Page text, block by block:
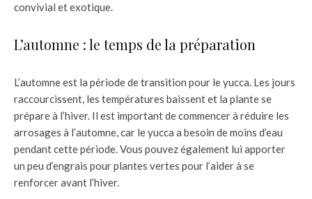
convivial et exotique.
L’automne : le temps de la préparation
L’automne est la période de transition pour le yucca. Les jours
raccourcissent, les températures baissent et la plante se
prépare à l’hiver. Il est important de commencer à réduire les
arrosages à l’automne, car le yucca a besoin de moins d’eau
pendant cette période. Vous pouvez également lui apporter
un peu d’engrais pour plantes vertes pour l’aider à se
renforcer avant l’hiver.